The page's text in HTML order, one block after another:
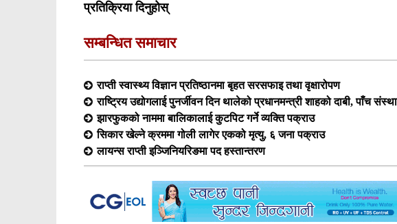
प्रतिक्रिया दिनुहोस्
सम्बन्धित समाचार
राप्ती स्वास्थ्य विज्ञान प्रतिष्ठानमा बृहत सरसफाइ तथा वृक्षारोपण
राष्ट्रिय उद्योगलाई पुनर्जीवन दिन थालेको प्रधानमन्त्री शाहको दाबी, पाँच
झारफुकको नाममा बालिकालाई कुटपिट गर्ने व्यक्ति पक्राउ
सिकार खेल्ने क्रममा गोली लागेर एकको मृत्यु, ६ जना पक्राउ
लायन्स राप्ती इञ्जिनियरिङमा पद हस्तान्तरण